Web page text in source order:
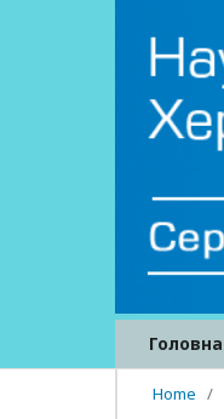
Головна
Home /